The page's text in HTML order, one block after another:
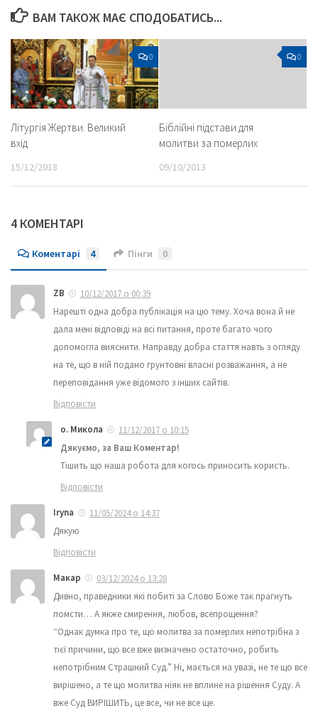
ВАМ ТАКОЖ МАЄ СПОДОБАТИСЬ...
0
Літургія Жертви. Великий
вхід
15/12/2018
0
Біблійні підстави для
молитви за померлих
09/10/2013
4 КОМЕНТАРІ
Коментарі 4 Пінги 0
ZB
10/12/2017 о 00:39
Нарешті одна добра публікація на цю тему. Хоча вона й не
дала мені відповіді на всі питання, проте багато чого
допомогла вияснити. Направду добра стаття навть з огляду
на те, що в ній подано грунтовні власні розважання, а не
переповідання уже відомого з інших сайтів.
Відповісти
о. Микола
11/12/2017 о 10:15
Дякуємо, за Ваш Коментар!
Тішить що наша робота для когось приносить користь.
Відповісти
Iryna
11/05/2024 о 14:37
Дякую
Відповісти
Макар
03/12/2024 о 13:28
Дивно, праведники які побиті за Слово Боже так прагнуть
помсти… А якже смирення, любов, всепрощення?
“Однак думка про те, що молитва за померлих непотрібна з
тієї причини, що все вже визначено остаточно, робить
непотрібним Страшний Суд.” Ні, мається на увазі, не те що все
вирішено, а те що молитва ніяк не вплине на рішення Суду. А
вже Суд ВИРІШИТЬ, це все, чи не все ще.